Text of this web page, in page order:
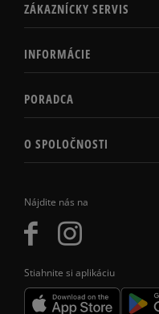
Nájdite nás na
Stiahnite si aplikáciu
ZÁKAZNÍCKY SERVIS
INFORMÁCIE
PORADCA
O SPOLOČNOSTI